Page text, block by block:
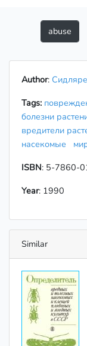
Author:
Tags:
болезни
вредители
насекомые
ISBN: 5-7860-
Year: 1990
Similar